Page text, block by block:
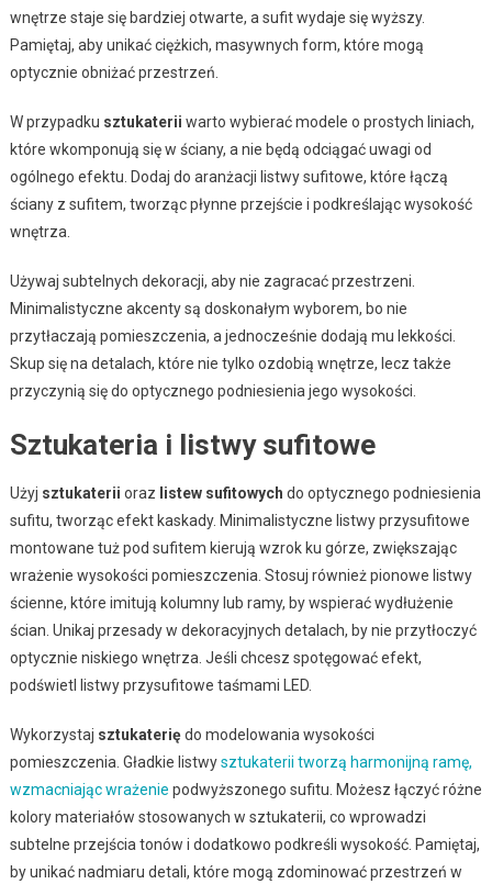
wnętrze staje się bardziej otwarte, a sufit wydaje się wyższy.
Pamiętaj, aby unikać ciężkich, masywnych form, które mogą
optycznie obniżać przestrzeń.
W przypadku sztukaterii warto wybierać modele o prostych liniach,
które wkomponują się w ściany, a nie będą odciągać uwagi od
ogólnego efektu. Dodaj do aranżacji listwy sufitowe, które łączą
ściany z sufitem, tworząc płynne przejście i podkreślając wysokość
wnętrza.
Używaj subtelnych dekoracji, aby nie zagracać przestrzeni.
Minimalistyczne akcenty są doskonałym wyborem, bo nie
przytłaczają pomieszczenia, a jednocześnie dodają mu lekkości.
Skup się na detalach, które nie tylko ozdobią wnętrze, lecz także
przyczynią się do optycznego podniesienia jego wysokości.
Sztukateria i listwy sufitowe
Użyj sztukaterii oraz listew sufitowych do optycznego podniesienia
sufitu, tworząc efekt kaskady. Minimalistyczne listwy przysufitowe
montowane tuż pod sufitem kierują wzrok ku górze, zwiększając
wrażenie wysokości pomieszczenia. Stosuj również pionowe listwy
ścienne, które imitują kolumny lub ramy, by wspierać wydłużenie
ścian. Unikaj przesady w dekoracyjnych detalach, by nie przytłoczyć
optycznie niskiego wnętrza. Jeśli chcesz spotęgować efekt,
podświetl listwy przysufitowe taśmami LED.
Wykorzystaj sztukateriędo modelowania wysokości
pomieszczenia. Gładkie listwysztukaterii tworzą harmonijną ramę,
wzmacniając wrażenie podwyższonego sufitu. Możesz łączyć różne
kolory materiałów stosowanych w sztukaterii, co wprowadzi
subtelne przejścia tonów i dodatkowo podkreśli wysokość. Pamiętaj,
by unikać nadmiaru detali, które mogą zdominować przestrzeń w